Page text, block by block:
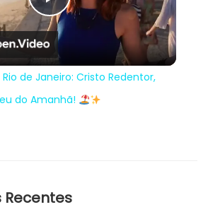
Play
Video
de Janeiro: Cristo Redentor,
do Amanhã!